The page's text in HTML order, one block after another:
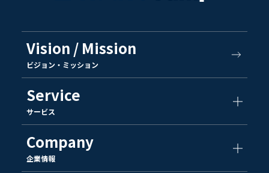
Vision / Mission
ビジョン・ミッション
Service
サービス
Company
企業情報